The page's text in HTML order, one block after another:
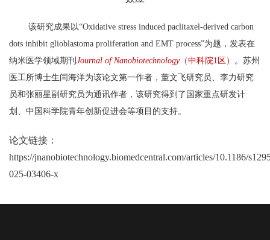
该研究成果以“Oxidative stress induced paclitaxel-derived carbon
dots inhibit glioblastoma proliferation and EMT process”为题，发表在
纳米医学领域期刊 Journal of Nanobiotechnology（中科院1区 ）
。苏州
医工所博士生闫海洋为该论文第一作者，董文飞研究员、李力研究
员和张丽星副研究员为通讯作者，该研究得到了国家重点研发计
划、中国科学院青年创新促进会等项目的支持。
论文链接：
https://jnanobiotechnology.biomedcentral.com/articles/10.1186/
025-03406-x